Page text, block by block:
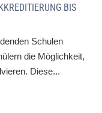
BIS
Schulen
die Möglichkeit,
Diese...